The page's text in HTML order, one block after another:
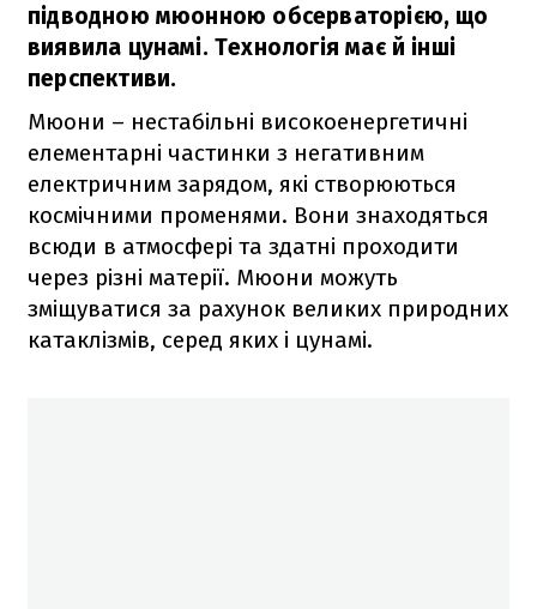
підводною мюонною обсерваторією, що
виявила цунамі. Технологія має й інші
перспективи.
Мюони – нестабільні високоенергетичні
елементарні частинки з негативним
електричним зарядом, які створюються
космічними променями. Вони знаходяться
всюди в атмосфері та здатні проходити
через різні матерії. Мюони можуть
зміщуватися за рахунок великих природних
катаклізмів, серед яких і цунамі.